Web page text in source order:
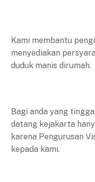
Kami membantu
menyediakan
duduk manis dirumah.
Bagi anda yang
datang kejakarta
karena Pengurusan
kepada kami.